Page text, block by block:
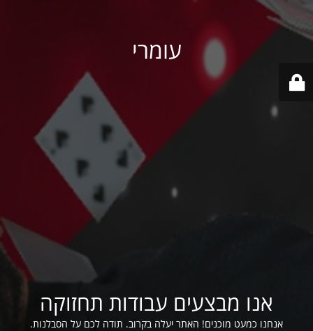
עומרי
אנו מבצעים עבודות תחזוקה
אנחנו כמעט מוכנים! האתר יעלה בקרוב. תודה לכם על הסבלנות.